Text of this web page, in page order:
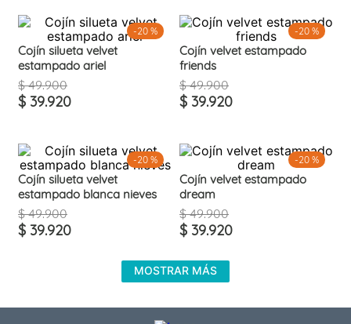
-20 %
Cojín silueta velvet
estampado ariel
$ 49.900
$ 39.920
-20 %
Cojín velvet estampado
friends
$ 49.900
$ 39.920
-20 %
Cojín silueta velvet
estampado blanca nieves
$ 49.900
$ 39.920
-20 %
Cojín velvet estampado
dream
$ 49.900
$ 39.920
MOSTRAR MÁS